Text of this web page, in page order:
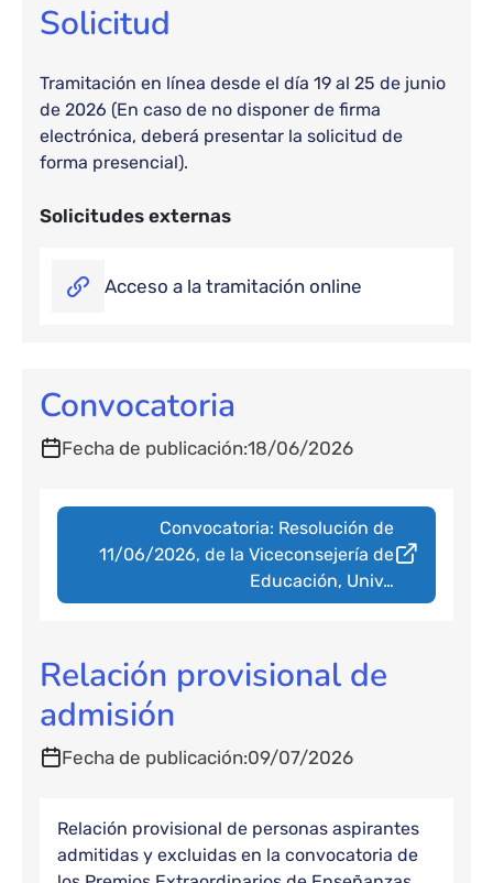
Solicitud
Tramitación en línea desde el día 19 al 25 de junio
de 2026 (En caso de no disponer de firma
electrónica, deberá presentar la solicitud de
forma presencial).
Solicitudes externas
Acceso a la tramitación online
Convocatoria
Fecha de publicación 18/06/2026
Convocatoria: Resolución de
11/06/2026, de la Viceconsejería de
Educación, Univ…
Relación provisional de
admisión
Fecha de publicación 09/07/2026
Relación provisional de personas aspirantes
admitidas y excluidas en la convocatoria de